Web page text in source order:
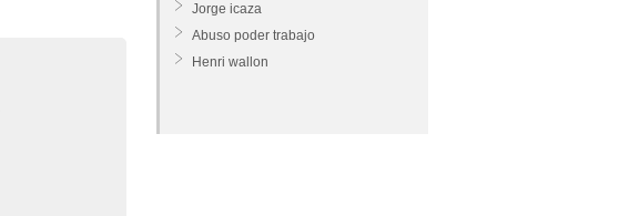
Jorge icaza
Abuso poder trabajo
Henri wallon